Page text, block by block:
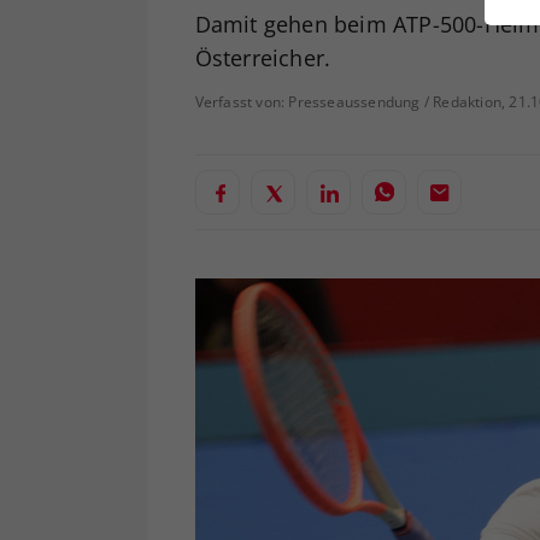
Damit gehen beim ATP-500-
Österreicher.
Verfasst von: Presseaussendung / Redaktion,